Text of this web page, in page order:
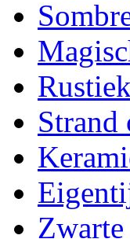
Strand